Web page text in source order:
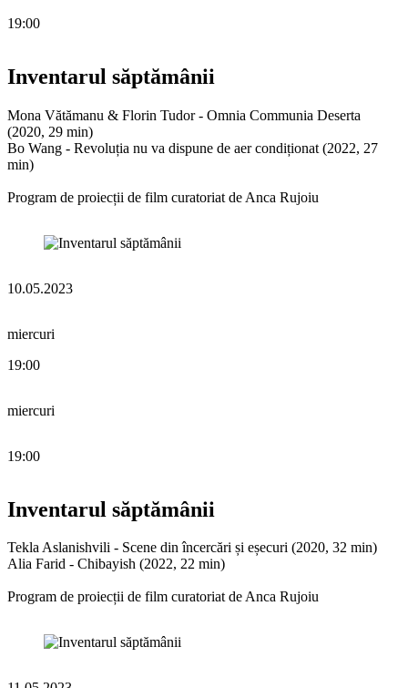
19:00
Inventarul săptămânii
Mona Vătămanu & Florin Tudor - ​​Omnia Communia Deserta
(2020, 29 min)
Bo Wang - Revoluția nu va dispune de aer condiționat (2022, 27
min)
Program de proiecții de film curatoriat de Anca Rujoiu
10.05.2023
miercuri
19:00
miercuri
19:00
Inventarul săptămânii
Tekla Aslanishvili - Scene din încercări și eșecuri (2020, 32 min)
Alia Farid - Chibayish (2022, 22 min)
Program de proiecții de film curatoriat de Anca Rujoiu